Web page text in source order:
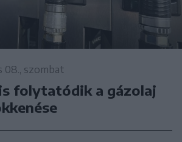
08., szombat
folytatódik a gázolaj